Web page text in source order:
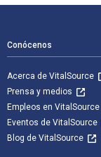
Conócenos
Acerca de VitalSource
Prensa y medios
Empleos en VitalSource
Eventos de VitalSource
Blog de VitalSource